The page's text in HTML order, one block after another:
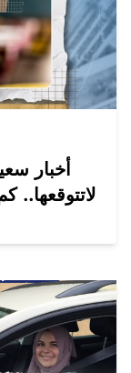
لاتتوقعها..